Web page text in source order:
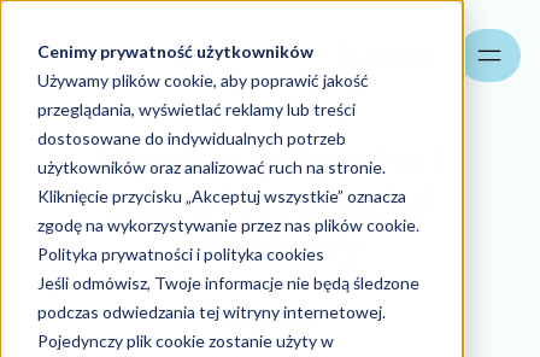
Cenimy prywatność użytkowników
Używamy plików cookie, aby poprawić jakość
przeglądania, wyświetlać reklamy lub treści
dostosowane do indywidualnych potrzeb
użytkowników oraz analizować ruch na stronie.
Kliknięcie przycisku „Akceptuj wszystkie” oznacza
zgodę na wykorzystywanie przez nas plików cookie.
Polityka prywatności i polityka cookies
Jeśli odmówisz, Twoje informacje nie będą śledzone
podczas odwiedzania tej witryny internetowej.
Pojedynczy plik cookie zostanie użyty w
Wycena aktywów i
pasywów na dzień
bilansowy
29.11.2024